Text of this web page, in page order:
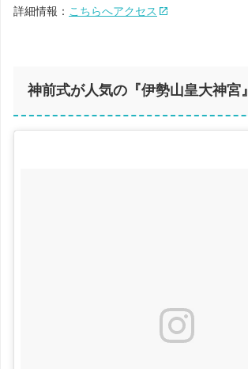
詳細情報： こちらへアクセス
神前式が人気の『伊勢山皇大神宮』